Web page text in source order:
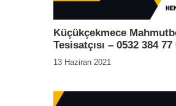
Küçükçekmece
Tesisatçısı – 0532 384 77
13 Haziran 2021